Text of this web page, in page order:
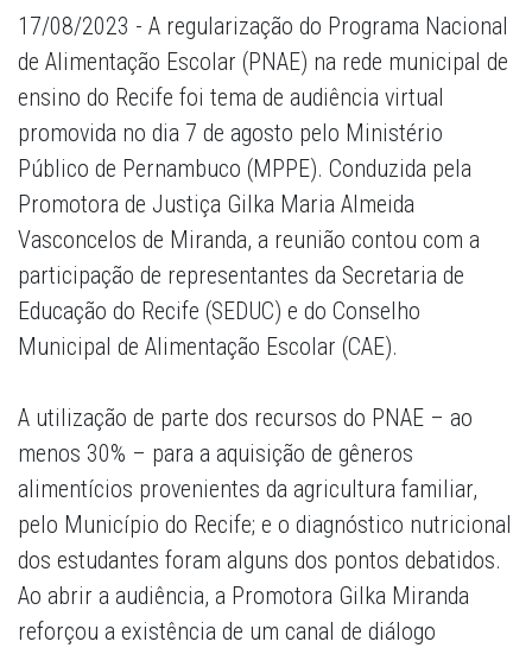
17/08/2023 - A regularização do Programa Nacional
de Alimentação Escolar (PNAE) na rede municipal de
ensino do Recife foi tema de audiência virtual
promovida no dia 7 de agosto pelo Ministério
Público de Pernambuco (MPPE). Conduzida pela
Promotora de Justiça Gilka Maria Almeida
Vasconcelos de Miranda, a reunião contou com a
participação de representantes da Secretaria de
Educação do Recife (SEDUC) e do Conselho
Municipal de Alimentação Escolar (CAE).
A utilização de parte dos recursos do PNAE – ao
menos 30% – para a aquisição de gêneros
alimentícios provenientes da agricultura familiar,
pelo Município do Recife; e o diagnóstico nutricional
dos estudantes foram alguns dos pontos debatidos.
Ao abrir a audiência, a Promotora Gilka Miranda
reforçou a existência de um canal de diálogo